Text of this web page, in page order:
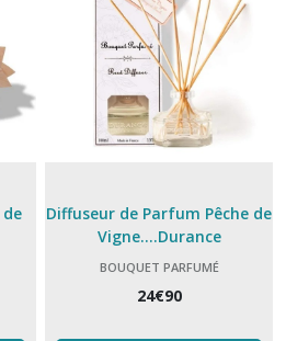
Diffuseur de Parfum Pêche de
Vigne....Durance
BOUQUET PARFUMÉ
24€90